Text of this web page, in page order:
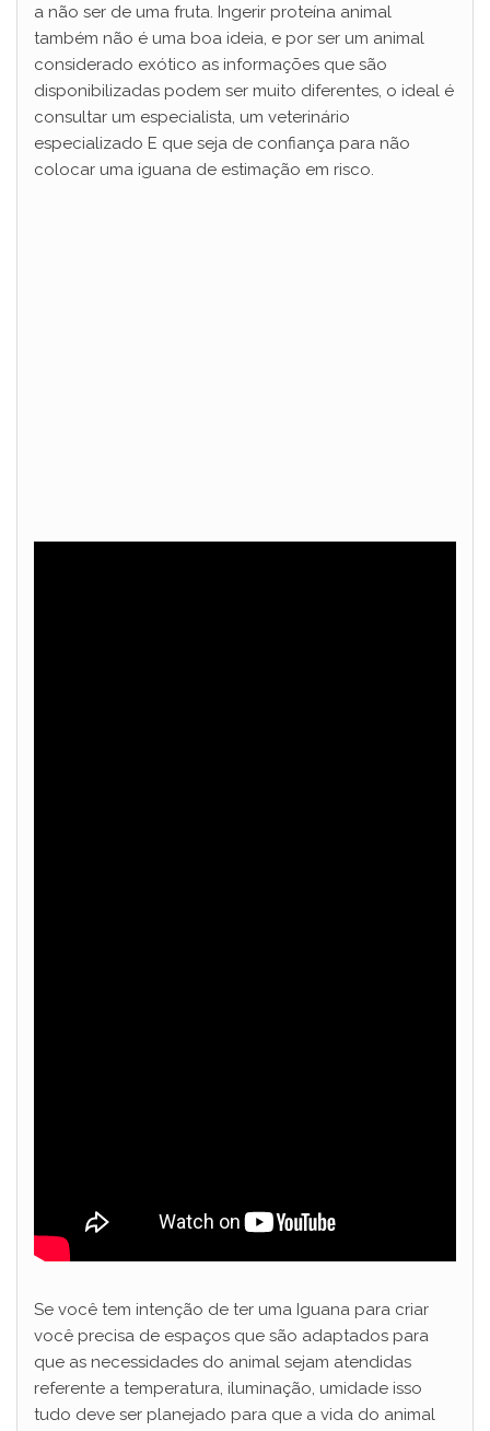
a não ser de uma fruta. Ingerir proteína animal
também não é uma boa ideia, e por ser um animal
considerado exótico as informações que são
disponibilizadas podem ser muito diferentes, o ideal é
consultar um especialista, um veterinário
especializado E que seja de confiança para não
colocar uma iguana de estimação em risco.
Se você tem intenção de ter uma Iguana para criar
você precisa de espaços que são adaptados para
que as necessidades do animal sejam atendidas
referente a temperatura, iluminação, umidade isso
tudo deve ser planejado para que a vida do animal